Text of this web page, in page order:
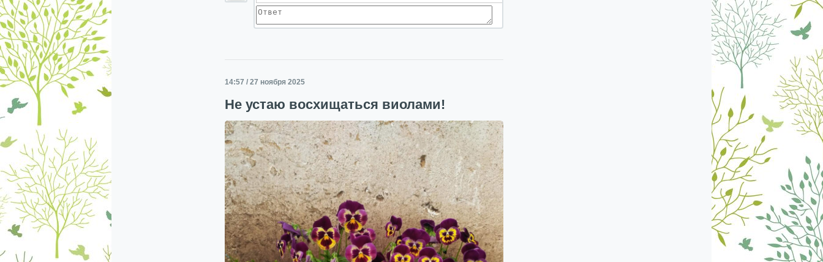
14:57 / 27 ноября 2025
Не устаю восхищаться виолами!